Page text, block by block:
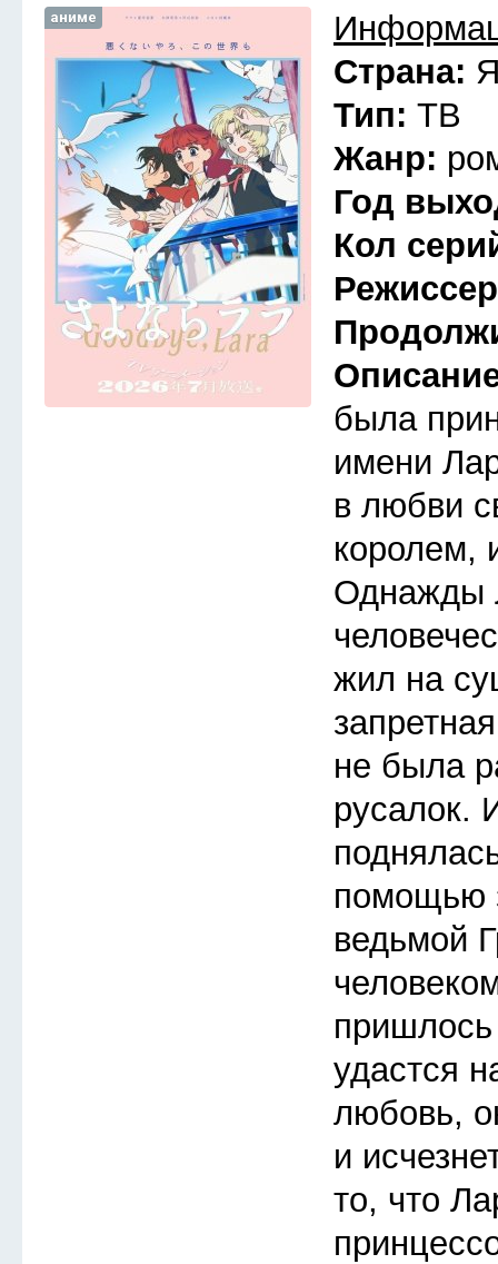
аниме
Страна:
Тип: ТВ
Жанр:
Год
Кол
была
имени
в любви
королем,
Однажды
жил на
не была
русалок.
помощью
ведьмой
удастся
любовь,
и
то, что